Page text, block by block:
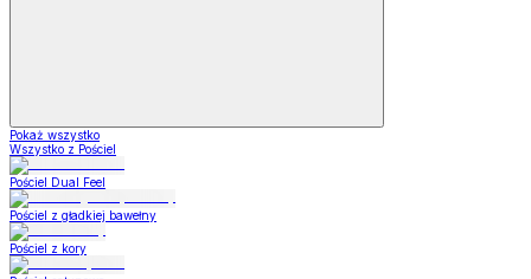
Pokaż wszystko
Wszystko z Pościel
Pościel Dual Feel
Pościel z gładkiej bawełny
Pościel z kory